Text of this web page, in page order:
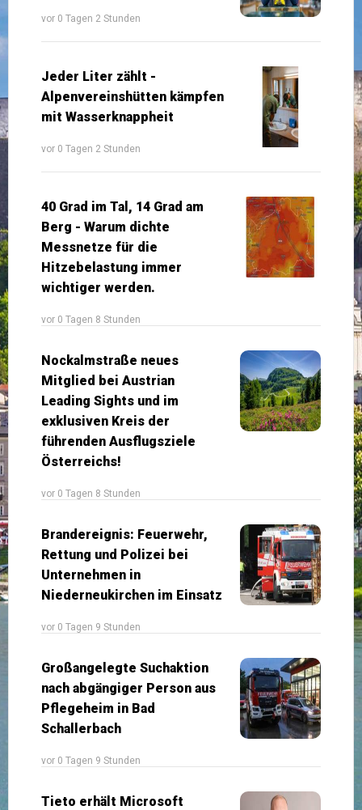
vor 0 Tagen 2 Stunden
Jeder Liter zählt -
Alpenvereinshütten kämpfen
mit Wasserknappheit
vor 0 Tagen 2 Stunden
40 Grad im Tal, 14 Grad am
Berg - Warum dichte
Messnetze für die
Hitzebelastung immer
wichtiger werden.
vor 0 Tagen 8 Stunden
Nockalmstraße neues
Mitglied bei Austrian
Leading Sights und im
exklusiven Kreis der
führenden Ausflugsziele
Österreichs!
vor 0 Tagen 8 Stunden
Brandereignis: Feuerwehr,
Rettung und Polizei bei
Unternehmen in
Niederneukirchen im Einsatz
vor 0 Tagen 9 Stunden
Großangelegte Suchaktion
nach abgängiger Person aus
Pflegeheim in Bad
Schallerbach
vor 0 Tagen 9 Stunden
Tieto erhält Microsoft